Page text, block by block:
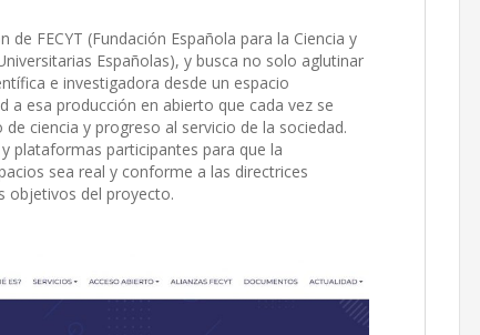
FECYT (Fundación Española para la Ciencia y
Españolas), y busca no solo aglutinar
e investigadora desde un espacio
a esa producción en abierto que cada vez se
ciencia y progreso al servicio de la sociedad.
plataformas participantes para que la
sea real y conforme a las directrices
objetivos del proyecto.